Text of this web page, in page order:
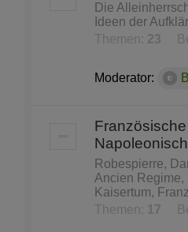
Die
Ideen der
Themen: 23
Moderator:
Robespierre,
Ancien Regime,
Kaisertum,
Themen:
17